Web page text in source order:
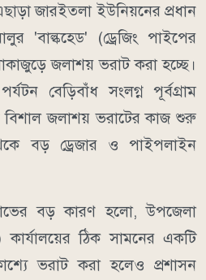
জারইতলা ইউনিয়নের প্রধান
'বাল্কহেড' (ড্রেজিং পাইপের
জলাশয় ভরাট করা হচ্ছে।
বেড়িবাঁধ সংলগ্ন পূর্বগ্রাম
বিশাল জলাশয় ভরাটের কাজ শুরু
বড় ড্রেজার ও পাইপলাইন
বড় কারণ হলো, উপজেলা
ঠিক সামনের একটি
ভরাট করা হলেও প্রশাসন